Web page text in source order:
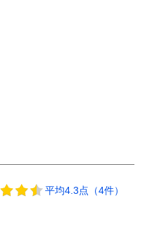
平均4.3点（4件）